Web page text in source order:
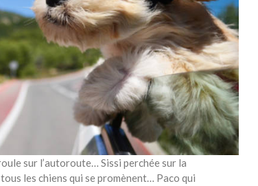
sur l’autoroute… Sissi perchée sur la
les chiens qui se promènent… Paco qui